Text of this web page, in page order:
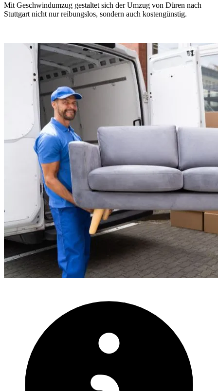
Mit Geschwindumzug gestaltet sich der Umzug von Düren nach
Stuttgart nicht nur reibungslos, sondern auch kostengünstig.